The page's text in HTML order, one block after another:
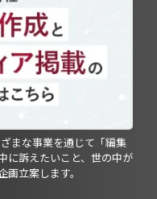
まな事業を通じて「編集
に訴えたいこと、世の中が
立案します。